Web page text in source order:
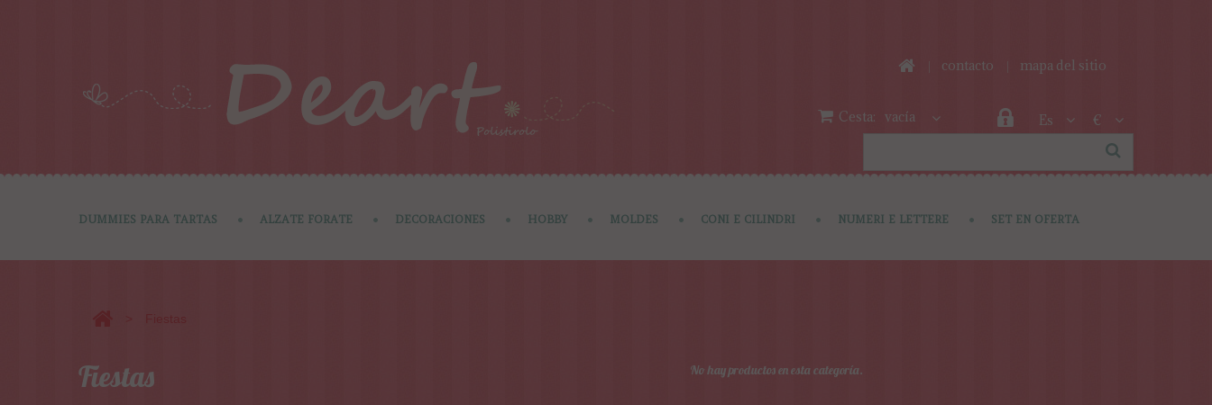
Es €
contacto mapa del sitio
Cesta: vacía
DUMMIES PARA TARTAS ALZATE FORATE DECORACIONES HOBBY MOLDES CONI E CILINDRI NUMERI E LETTERE SET EN OFERTA
Fiestas No hay productos en esta categoría.